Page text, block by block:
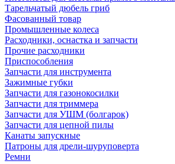
Тарельчатый дюбель гриб
Фасованный товар
Промышленные колеса
Расходники, оснастка и запчасти
Прочие расходники
Приспособления
Запчасти для инструмента
Зажимные губки
Запчасти для газонокосилки
Запчасти для триммера
Запчасти для УШМ (болгарок)
Запчасти для цепной пилы
Канаты запускные
Патроны для дрели-шуруповерта
Ремни